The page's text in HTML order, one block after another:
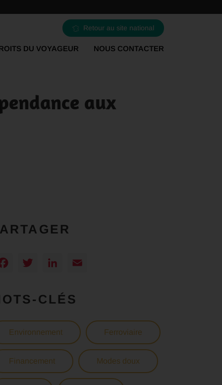
Retour au site national
DU VOYAGEUR NOUS CONTACTER
aux
Facebook
TwitterLinkedIn
CLÉS
Environnement Ferroviaire
Financement Modes doux